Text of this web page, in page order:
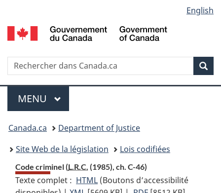
au
contenu
propos
de
la
HTML
simplifiée
selection
English
Recherche
Menu
MENU PRINCIPAL
You
are
here:
Canada.ca
Department of Justice
Site Web de la législation
Lois codifiées
Code criminel (L.R.C. (1985), ch. C-46)
Texte complet : HTML Texte
(Boutons d’accessibilité